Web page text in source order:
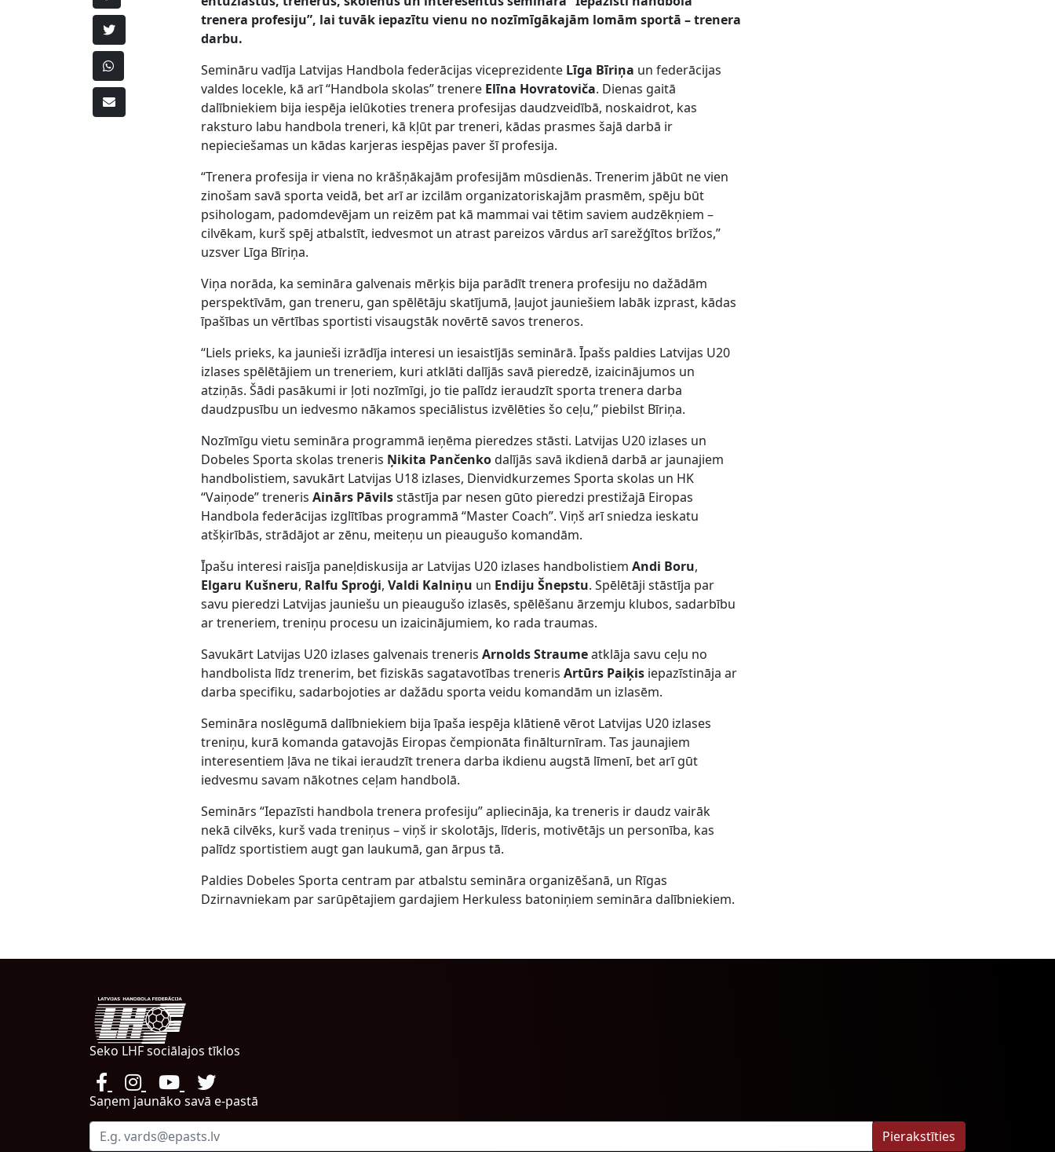
trenera profesiju”, lai tuvāk iepazītu vienu no nozīmīgākajām lomām sportā – trenera
darbu.
Semināru vadīja Latvijas Handbola federācijas viceprezidente Līga Bīriņa un federācijas
valdes locekle, kā arī “Handbola skolas” trenere Elīna Hovratoviča. Dienas gaitā
dalībniekiem bija iespēja ielūkoties trenera profesijas daudzveidībā, noskaidrot, kas
raksturo labu handbola treneri, kā kļūt par treneri, kādas prasmes šajā darbā ir
nepieciešamas un kādas karjeras iespējas paver šī profesija.
“Trenera profesija ir viena no krāšņākajām profesijām mūsdienās. Trenerim jābūt ne vien
zinošam savā sporta veidā, bet arī ar izcilām organizatoriskajām prasmēm, spēju būt
psihologam, padomdevējam un reizēm pat kā mammai vai tētim saviem audzēkņiem –
cilvēkam, kurš spēj atbalstīt, iedvesmot un atrast pareizos vārdus arī sarežģītos brīžos,”
uzsver Līga Bīriņa.
Viņa norāda, ka semināra galvenais mērķis bija parādīt trenera profesiju no dažādām
perspektīvām, gan treneru, gan spēlētāju skatījumā, ļaujot jauniešiem labāk izprast, kādas
īpašības un vērtības sportisti visaugstāk novērtē savos treneros.
“Liels prieks, ka jaunieši izrādīja interesi un iesaistījās seminārā. Īpašs paldies Latvijas U20
izlases spēlētājiem un treneriem, kuri atklāti dalījās savā pieredzē, izaicinājumos un
atziņās. Šādi pasākumi ir ļoti nozīmīgi, jo tie palīdz ieraudzīt sporta trenera darba
daudzpusību un iedvesmo nākamos speciālistus izvēlēties šo ceļu,” piebilst Bīriņa.
Nozīmīgu vietu semināra programmā ieņēma pieredzes stāsti. Latvijas U20 izlases un
Dobeles Sporta skolas treneris Ņikita Pančenkodalījās savā ikdienā darbā ar jaunajiem
handbolistiem, savukārt Latvijas U18 izlases, Dienvidkurzemes Sporta skolas un HK
“Vaiņode” treneris Ainārs Pāvilsstāstīja par nesen gūto pieredzi prestižajā Eiropas
Handbola federācijas izglītības programmā “Master Coach”. Viņš arī sniedza ieskatu
atšķirībās, strādājot ar zēnu, meiteņu un pieaugušo komandām.
Īpašu interesi raisīja paneļdiskusija ar Latvijas U20 izlases handbolistiemAndi Boru,
Elgaru Kušneru, Ralfu Sproģi,Valdi Kalniņu un Endiju Šnepstu. Spēlētāji stāstīja par
savu pieredzi Latvijas jauniešu un pieaugušo izlasēs, spēlēšanu ārzemju klubos, sadarbību
ar treneriem, treniņu procesu un izaicinājumiem, ko rada traumas.
Savukārt Latvijas U20 izlases galvenais trenerisArnolds Straumeatklāja savu ceļu no
handbolista līdz trenerim, bet fiziskās sagatavotības trenerisArtūrs Paiķis iepazīstināja ar
darba specifiku, sadarbojoties ar dažādu sporta veidu komandām un izlasēm.
Semināra noslēgumā dalībniekiem bija īpaša iespēja klātienē vērot Latvijas U20 izlases
treniņu, kurā komanda gatavojās Eiropas čempionāta finālturnīram. Tas jaunajiem
interesentiem ļāva ne tikai ieraudzīt trenera darba ikdienu augstā līmenī, bet arī gūt
iedvesmu savam nākotnes ceļam handbolā.
Seminārs “Iepazīsti handbola trenera profesiju” apliecināja, ka treneris ir daudz vairāk
nekā cilvēks, kurš vada treniņus – viņš ir skolotājs, līderis, motivētājs un personība, kas
palīdz sportistiem augt gan laukumā, gan ārpus tā.
Paldies Dobeles Sporta centram par atbalstu semināra organizēšanā, un Rīgas
Dzirnavniekam par sarūpētajiem gardajiem Herkuless batoniņiem semināra dalībniekiem.
Seko LHF sociālajos tīklos
Saņem jaunāko savā e-pastā